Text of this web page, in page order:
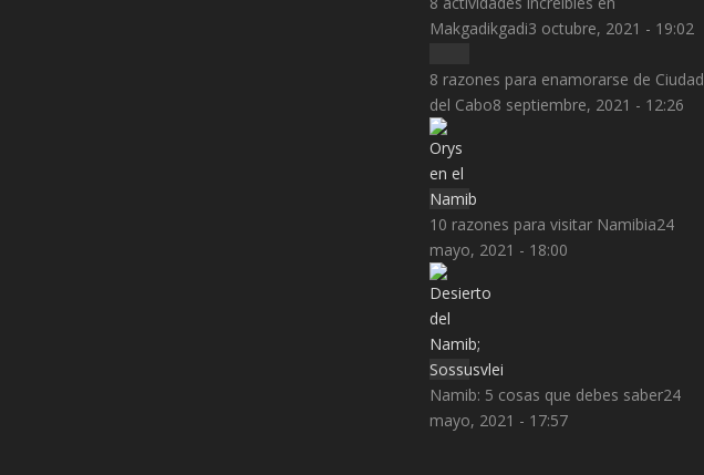
Makgadikgadi3 octubre, 2021 - 19:02
8 razones para enamorarse de Ciudad
del Cabo8 septiembre, 2021 - 12:26
10 razones para visitar Namibia24
mayo, 2021 - 18:00
Namib: 5 cosas que debes saber24
mayo, 2021 - 17:57